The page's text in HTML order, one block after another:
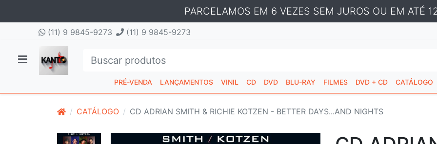
PARCELAMOS EM 6 VEZES SEM JUROS OU EM ATÉ
(11) 9 9845-9273 (11) 9 9845-9273
PRÉ-VENDA LANÇAMENTOS VINIL CD DVD BLU-RAY FILMES DVD + CD CATÁLOGO
CATÁLOGO CD ADRIAN SMITH & RICHIE KOTZEN - BETTER DAYS...AND NIGHTS